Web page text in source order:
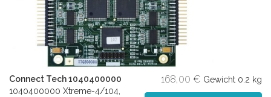
Connect Tech 1040400000
1040400000 Xtreme-4/104,
168,00 € Gewicht 0.2 kg